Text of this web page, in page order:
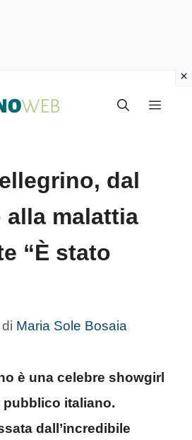
Menu
dal
malattia
“È stato
di Maria Sole Bosaia
è una celebre showgirl
pubblico italiano.
dall’incredibile